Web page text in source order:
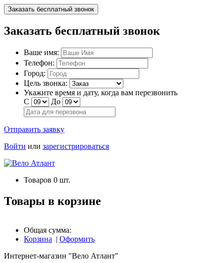
Заказать бесплатный звонок
Заказать бесплатный звонок
Ваше имя:
Телефон:
Город:
Цель звонка:
Укажите время и дату, когда вам перезвонить
С
До
Отправить заявку
Войти или зарегистрироваться
Товаров 0 шт.
Товары в корзине
Общая сумма:
Корзина | Оформить
Интернет-магазин "Вело Атлант"